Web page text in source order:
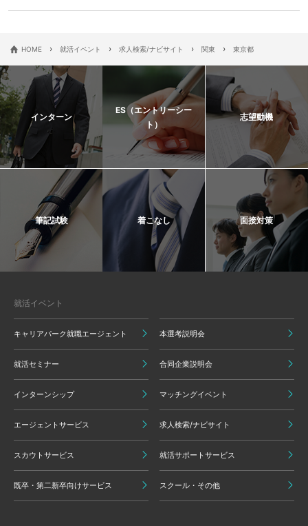
HOME › 就活イベント › 求人検索/ナビサイト › 関東 › 東京都
インターン
ES（エントリーシー
ト）
志望動機
筆記試験 着こなし 面接対策
就活イベント
キャリアパーク就職エージェント 本選考説明会
就活セミナー 合同企業説明会
インターンシップ マッチングイベント
エージェントサービス 求人検索/ナビサイト
スカウトサービス 就活サポートサービス
既卒・第二新卒向けサービス スクール・その他